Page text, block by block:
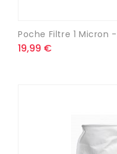
Poche Filtre 1 Micron
19,99 €